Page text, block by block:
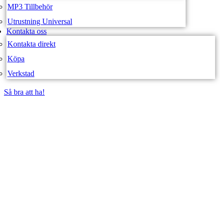
MP3 Tillbehör
Utrustning Universal
Kontakta oss
Kontakta direkt
Köpa
Verkstad
Så bra att ha!